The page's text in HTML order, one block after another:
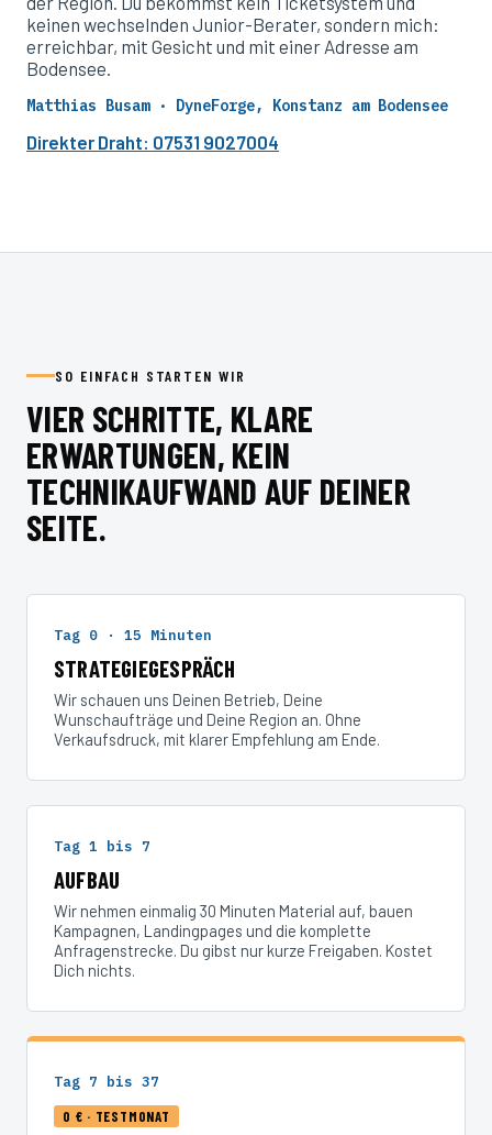
keinen wechselnden Junior-Berater, sondern mich:
erreichbar, mit Gesicht und mit einer Adresse am
Bodensee.
Matthias Busam · DyneForge, Konstanz am Bodensee
Direkter Draht: 07531 9027004
SO EINFACH STARTEN WIR
VIER SCHRITTE, KLARE
ERWARTUNGEN, KEIN
TECHNIKAUFWAND AUF DEINER
SEITE.
Tag 0 · 15 Minuten
STRATEGIEGESPRÄCH
Wir schauen uns Deinen Betrieb, Deine
Wunschaufträge und Deine Region an. Ohne
Verkaufsdruck, mit klarer Empfehlung am Ende.
Tag 1 bis 7
AUFBAU
Wir nehmen einmalig 30 Minuten Material auf, bauen
Kampagnen, Landingpages und die komplette
Anfragenstrecke. Du gibst nur kurze Freigaben. Kostet
Dich nichts.
Tag 7 bis 37
0 € · TESTMONAT